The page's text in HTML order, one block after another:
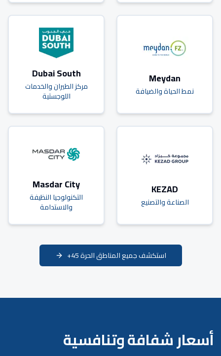
Meydan
نمط الحياة والضيافة
Dubai South
مركز الطيران والخدمات
اللوجستية
KEZAD
الصناعة والتصنيع
Masdar City
التكنولوجيا النظيفة
والاستدامة
استكشف جميع المناطق الحرة 45+
أسعار شفافة وتنافسية